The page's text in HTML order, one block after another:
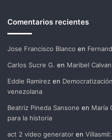
Comentarios recientes
Jose Francisco Blanco en
Carlos Sucre G. en Maribel
Eddie Ramirez en
venezolana
Beatriz Pineda Sansone en María
para la historia
act 2 video generator en